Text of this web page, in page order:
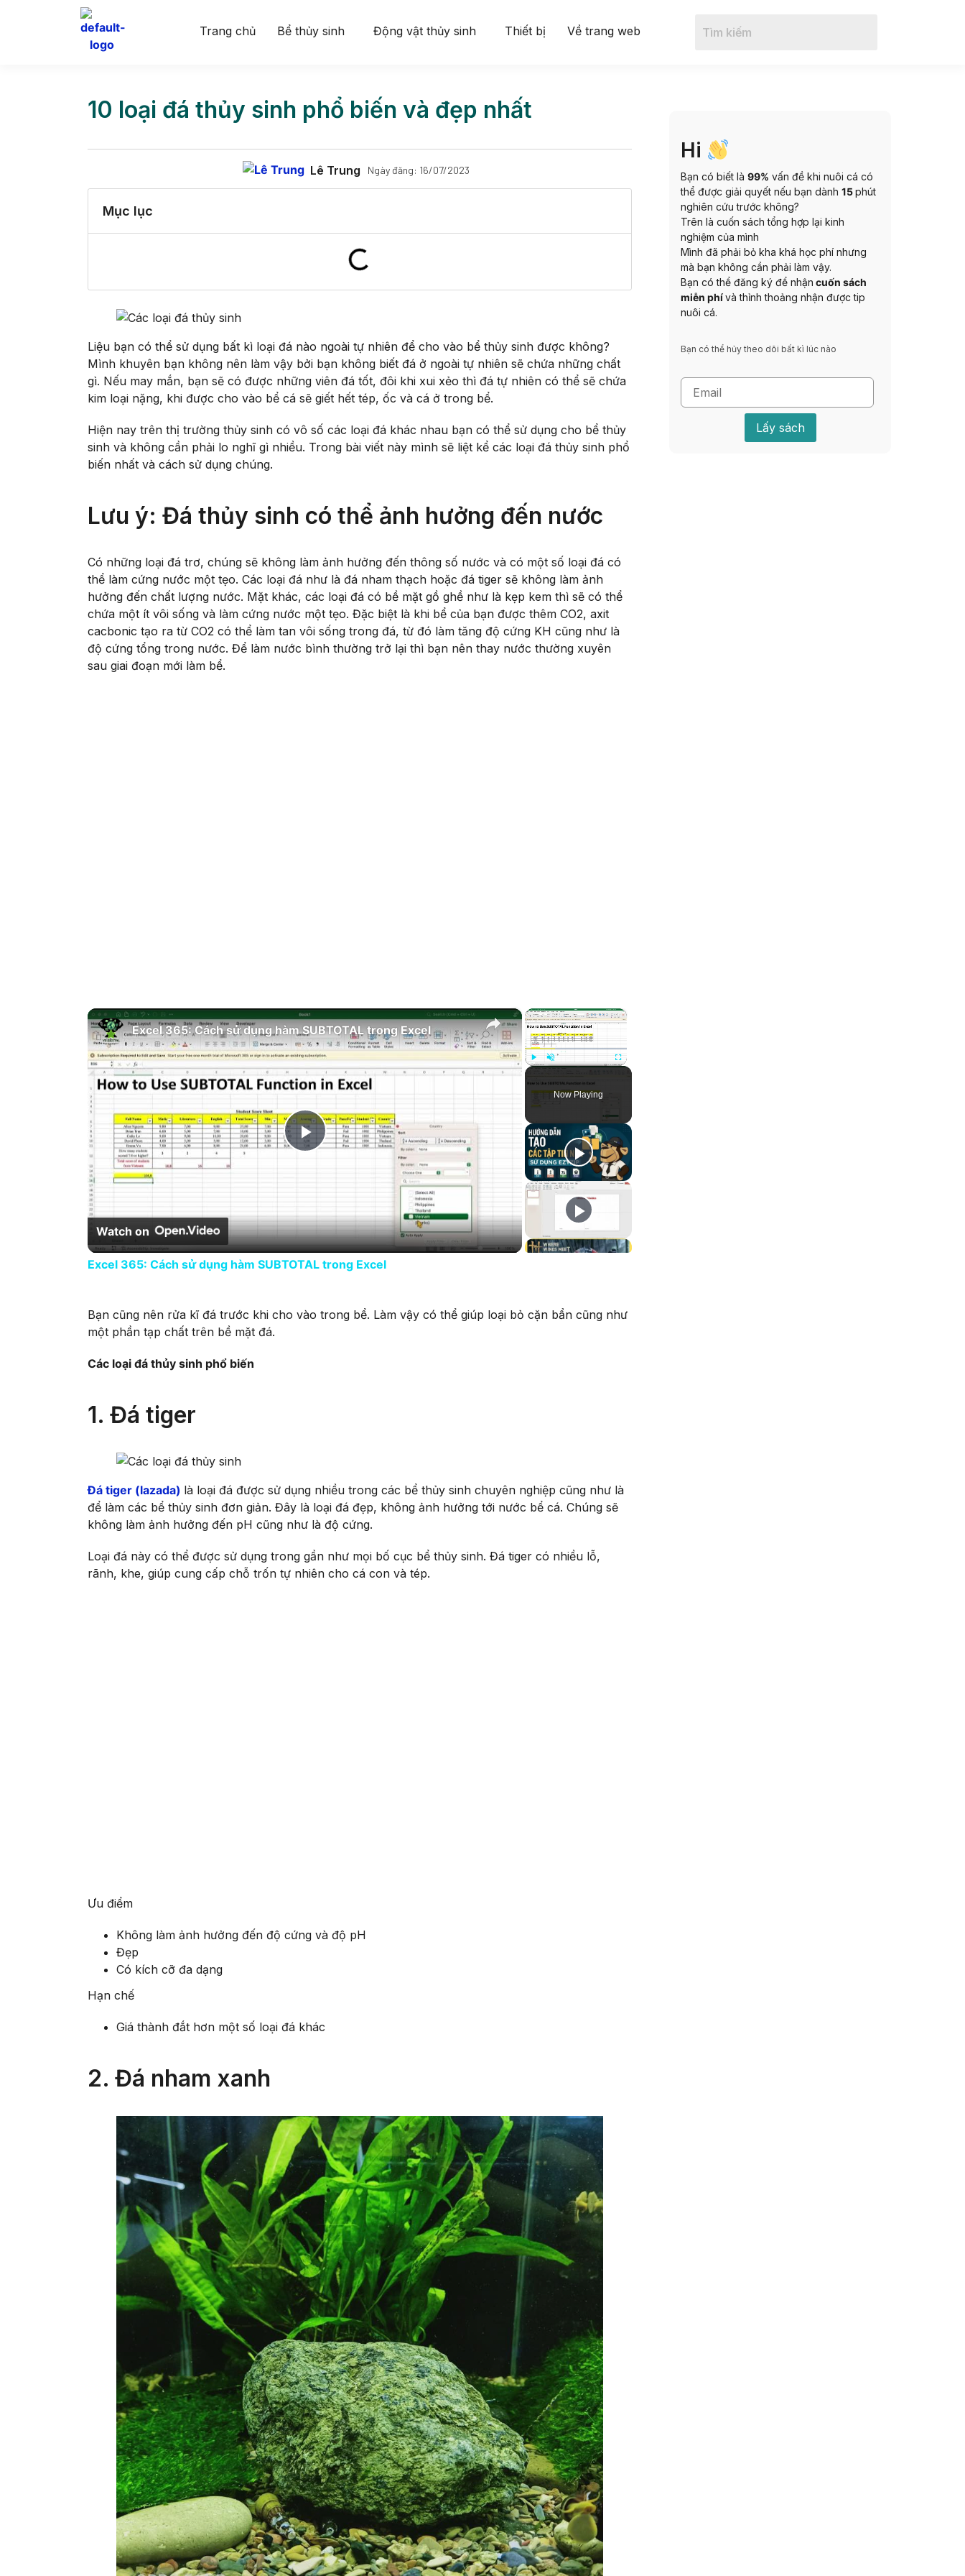
Trang chủ Bể thủy sinh Động vật thủy sinh Thiết bị Về trang web
10 loại đá thủy sinh phổ biến và đẹp nhất
Lê Trung Ngày đăng: 16/07/2023
Mục lục
Liệu bạn có thể sử dụng bất kì loại đá nào ngoài tự nhiên để cho vào bể thủy sinh được không?
Mình khuyên bạn không nên làm vậy bởi bạn không biết đá ở ngoài tự nhiên sẽ chứa những chất
gì. Nếu may mắn, bạn sẽ có được những viên đá tốt, đôi khi xui xẻo thì đá tự nhiên có thể sẽ chứa
kim loại nặng, khi được cho vào bể cá sẽ giết hết tép, ốc và cá ở trong bể.
Hiện nay trên thị trường thủy sinh có vô số các loại đá khác nhau bạn có thể sử dụng cho bể thủy
sinh và không cần phải lo nghĩ gì nhiều. Trong bài viết này mình sẽ liệt kể các loại đá thủy sinh phổ
biến nhất và cách sử dụng chúng.
Lưu ý: Đá thủy sinh có thể ảnh hưởng đến nước
Có những loại đá trơ, chúng sẽ không làm ảnh hưởng đến thông số nước và có một số loại đá có
thể làm cứng nước một tẹo. Các loại đá như là đá nham thạch hoặc đá tiger sẽ không làm ảnh
hưởng đến chất lượng nước. Mặt khác, các loại đá có bề mặt gồ ghề như là kẹp kem thì sẽ có thể
chứa một ít vôi sống và làm cứng nước một tẹo. Đặc biệt là khi bể của bạn được thêm CO2, axit
cacbonic tạo ra từ CO2 có thể làm tan vôi sống trong đá, từ đó làm tăng độ cứng KH cũng như là
độ cứng tổng trong nước. Để làm nước bình thường trở lại thì bạn nên thay nước thường xuyên
sau giai đoạn mới làm bể.
×
Fullscreen
Now Playing
×
Play Video
Excel 365: Cách sử dụng hàm SUBTOTAL trong Excel
Watch on
Excel 365: Cách sử dụng hàm SUBTOTAL trong Excel
Bạn cũng nên rửa kĩ đá trước khi cho vào trong bể. Làm vậy có thể giúp loại bỏ cặn bẩn cũng như
một phần tạp chất trên bề mặt đá.
Các loại đá thủy sinh phổ biến
1. Đá tiger
Đá tiger (lazada) là loại đá được sử dụng nhiều trong các bể thủy sinh chuyên nghiệp cũng như là
để làm các bể thủy sinh đơn giản. Đây là loại đá đẹp, không ảnh hưởng tới nước bể cá. Chúng sẽ
không làm ảnh hưởng đến pH cũng như là độ cứng.
Loại đá này có thể được sử dụng trong gần như mọi bố cục bể thủy sinh. Đá tiger có nhiều lỗ,
rãnh, khe, giúp cung cấp chỗ trốn tự nhiên cho cá con và tép.
Ưu điểm
Không làm ảnh hưởng đến độ cứng và độ pH
Đẹp
Có kích cỡ đa dạng
Hạn chế
Giá thành đắt hơn một số loại đá khác
2. Đá nham xanh
Hi
Bạn có biết là99% vấn đề khi nuôi cá có
thể được giải quyết nếu bạn dành15phút
nghiên cứu trước không?
Trên là cuốn sách tổng hợp lại kinh
nghiệm của mình
Mình đã phải bỏ kha khá học phí nhưng
mà bạn không cần phải làm vậy.
Bạn có thể đăng ký để nhận cuốn sách
miễn phívà thỉnh thoảng nhận được tip
nuôi cá.
Bạn có thể hủy theo dõi bất kì lúc nào
Lấy sách